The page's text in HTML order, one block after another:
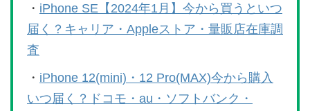
・ iPhone SE【2024年1月】今から買うといつ
届く？キャリア・Appleストア・量販店在庫調
査
・ iPhone 12(mini)・12 Pro(MAX)今から購入
いつ届く？ドコモ・au・ソフトバンク・